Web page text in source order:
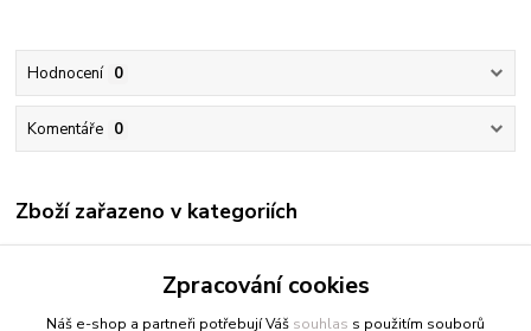
Hodnocení 0
Komentáře 0
Zboží zařazeno v kategoriích
Renesans
Olejové barvy jednotlivěZpracování cookies
Náš e-shop a partneři potřebují Váš souhlas s použitím souborů